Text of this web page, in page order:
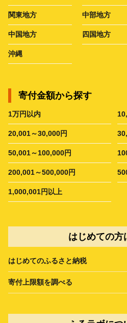
関東地方 中部地方
中国地方 四国地方
沖縄
寄付金額から探す
1万円以内
20,001～30,000円
50,001～100,000円
200,001～500,000円
1,000,001円以上
はじめての方
はじめてのふるさと納税
寄付上限額を調べる